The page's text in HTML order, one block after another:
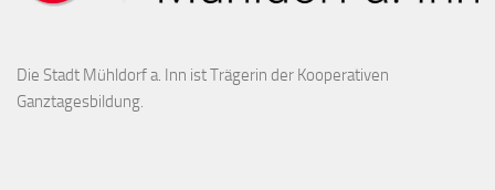
Die Stadt Mühldorf a. Inn ist Trägerin der Kooperativen
Ganztagesbildung.